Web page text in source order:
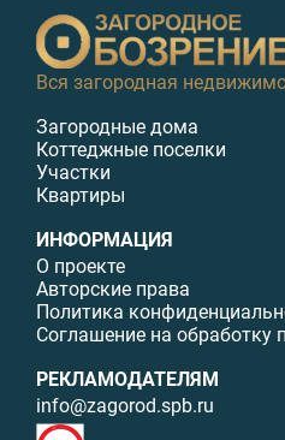
Вся загородная
Загородные дома
Коттеджные поселки
Участки
Квартиры
ИНФОРМАЦИЯ
О проекте
Авторские права
Политика
Соглашение на обработку
РЕКЛАМОДАТЕЛЯМ
info@zagorod.spb.ru